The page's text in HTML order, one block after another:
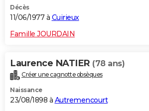
Décès
11/06/1977 à Cuirieux
Famille JOURDAIN
Laurence NATIER (78 ans)
Créer une cagnotte obsèques
Naissance
23/08/1898 à Autremencourt